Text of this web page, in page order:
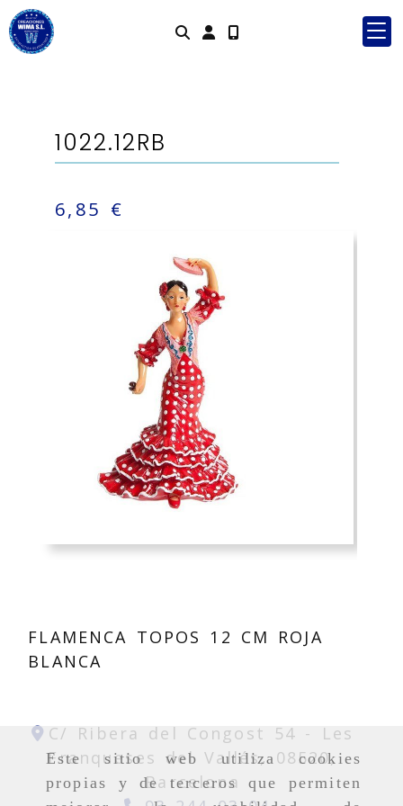
Este sitio web utiliza cookies
propias y de terceros que permiten
Identifícate
1022.12RB
6,85 €
FLAMENCA TOPOS 12 CM ROJA
BLANCA
C/ Ribera del Congost 54 -
Les
Franqueses del Vallés, 08520,
Barcelona